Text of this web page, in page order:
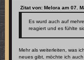
Zitat von: Melora am 07.
Es wurd auch auf
reagiert und es fühlte
Mehr als weiterleiten, was
neues gibt, möchte ich